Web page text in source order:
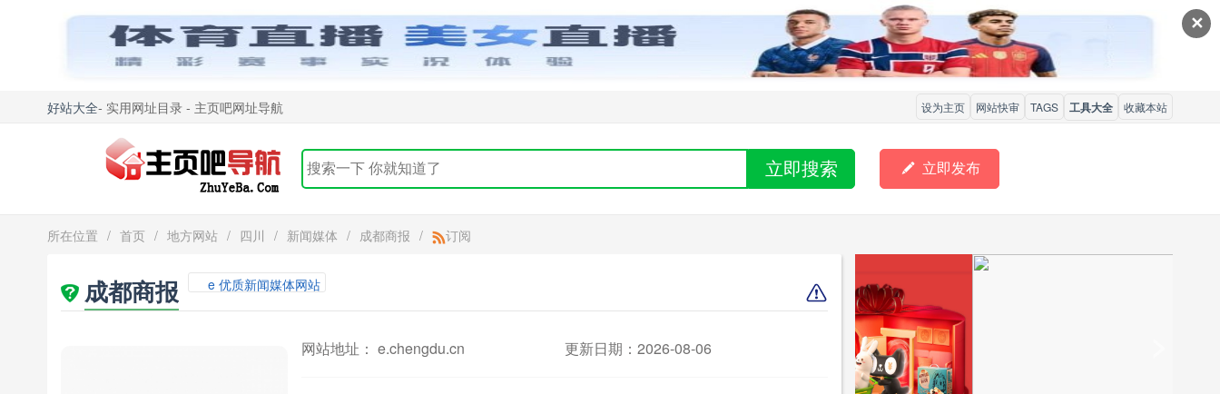
✕
好站大全- 实用网址目录 - 主页吧网址导航 设为主页 网站快审 TAGS 工具大全 收藏本站
立即搜索  立即发布
所在位置 / 首页 / 地方网站 / 四川 / 新闻媒体 / 成都商报 / 订阅
成都商报 e 优质新闻媒体网站
网站地址： e.chengdu.cn 更新日期：2026-08-06 <